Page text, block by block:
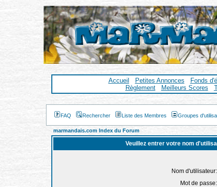
Accueil Petites Annonces
Fonds
Règlement
Meilleurs Scores
FAQ Rechercher Liste des Membres Groupes
marmandais.com Index du Forum
Veuillez entrer votre nom
Nom d'utilisateur:
Mot de passe: